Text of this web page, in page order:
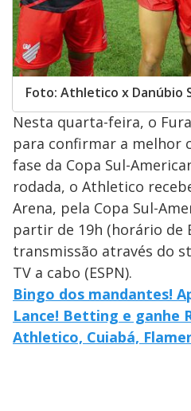
Foto: Athletico x Danúbio
Nesta quarta-feira, o
para confirmar a melhor
fase da Copa Sul-
rodada, o Athletico
Arena, pela Copa Sul-
partir de 19h (horário de
transmissão através do
TV a cabo (ESPN).
Bingo dos mandantes!
Lance! Betting e ganhe
Athletico, Cuiabá,